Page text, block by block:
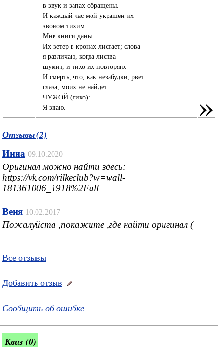
в звук и запах обращены.
И каждый час мой украшен их
звоном тихим.
Мне книги даны.
Их ветер в кронах листает; слова
я различаю, когда листва
шумит, и тихо их повторяю.
И смерть, что, как незабудки, рвет
глаза, моих не найдет...
ЧУЖОЙ (тихо):
Я знаю.
»
Отзывы (2)
Инна 09.10.2020
Оригинал можно найти здесь:
https://vk.com/rilkeclub?w=wall-
181361006_1918%2Fall
Веня 10.02.2017
Пожалуйста ,покажите ,где найти оригинал (
Все отзывы
Добавить отзыв
Сообщить об ошибке
Квиз (0)